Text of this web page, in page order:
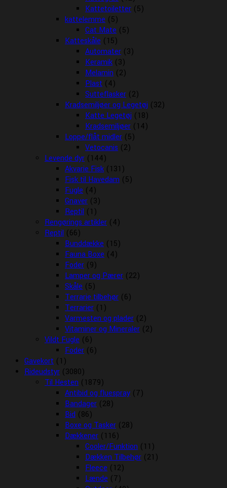
Kattetoiletter (5)
kattelemme (5)
Cat Mate (5)
Katteskåle (15)
Automater (3)
Keramik (3)
Melamin (2)
Plast (4)
Sutteflasker (2)
Kradsemiljøer og Legetøj (32)
Katte Legetøj (18)
Kradsemiljøer (14)
Loppe/flåt midler (5)
Vetocanis (2)
Levende dyr (144)
Akvarie Fisk (131)
Fisk til Havedam (5)
Fugle (4)
Gnaver (3)
Reptil (1)
Rengørings artikler (4)
Reptil (66)
Bunddække (15)
Fauna Boxe (4)
Foder (9)
Lamper og Pærer (22)
Skåle (5)
Terrarie tilbehør (6)
Terrarier (1)
Varmesten og plader (2)
Vitaminer og Mineraler (2)
Vildt Fugle (6)
Foder (6)
Gavekort (1)
Rideudstyr (3080)
Til Hesten (1879)
Antibid og fluespray (7)
Bandager (28)
Bid (86)
Boxe og Tasker (28)
Dækkener (116)
Cooler/Funktion (11)
Dækken Tilbehør (21)
Fleece (12)
Lænde (7)